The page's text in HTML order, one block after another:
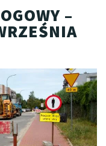
–